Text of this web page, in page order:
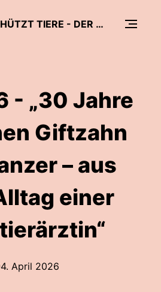
WISSEN SCHÜTZT TIERE - DER PODCAST DER AUFFANGSTATION FÜR REPTILIEN, MÜNCHEN.
- „30 Jahre
Giftzahn
– aus
einer
April 2026